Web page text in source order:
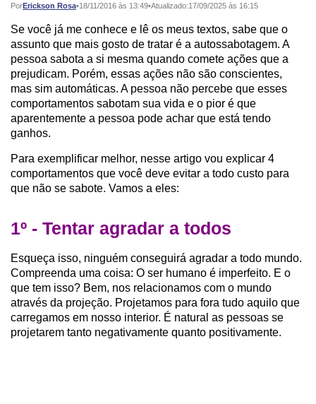
PorErickson Rosa•
Publicado: 18/11/2016 às 13:49•Atualizado:17/09/2025 às 16:15
Se você já me conhece e lê os meus textos, sabe que o
assunto que mais gosto de tratar é a autossabotagem. A
pessoa sabota a si mesma quando comete ações que a
prejudicam. Porém, essas ações não são conscientes,
mas sim automáticas. A pessoa não percebe que esses
comportamentos sabotam sua vida e o pior é que
aparentemente a pessoa pode achar que está tendo
ganhos.
Para exemplificar melhor, nesse artigo vou explicar 4
comportamentos que você deve evitar a todo custo para
que não se sabote. Vamos a eles:
1º - Tentar agradar a todos
Esqueça isso, ninguém conseguirá agradar a todo mundo.
Compreenda uma coisa: O ser humano é imperfeito. E o
que tem isso? Bem, nos relacionamos com o mundo
através da projeção. Projetamos para fora tudo aquilo que
carregamos em nosso interior. É natural as pessoas se
projetarem tanto negativamente quanto positivamente.